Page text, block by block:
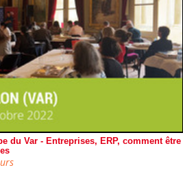
du Var - Entreprises, ERP, comment être